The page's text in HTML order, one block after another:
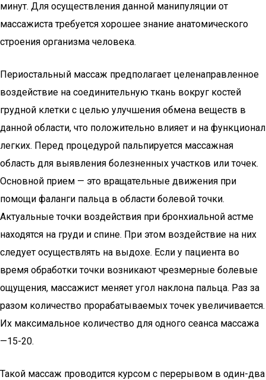
минут. Для осуществления данной манипуляции от
массажиста требуется хорошее знание анатомического
строения организма человека.
Периостальный массаж предполагает целенаправленное
воздействие на соединительную ткань вокруг костей
грудной клетки с целью улучшения обмена веществ в
данной области, что положительно влияет и на функционал
легких. Перед процедурой пальпируется массажная
область для выявления болезненных участков или точек.
Основной прием — это вращательные движения при
помощи фаланги пальца в области болевой точки.
Актуальные точки воздействия при бронхиальной астме
находятся на груди и спине. При этом воздействие на них
следует осуществлять на выдохе. Если у пациента во
время обработки точки возникают чрезмерные болевые
ощущения, массажист меняет угол наклона пальца. Раз за
разом количество прорабатываемых точек увеличивается.
Их максимальное количество для одного сеанса массажа
—15-20.
Такой массаж проводится курсом с перерывом в один-два